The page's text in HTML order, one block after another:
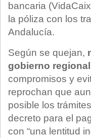
bancaria
la póliza con los
Andalucía.
Según se quejan,
gobierno regional
compromisos y
reprochan que
posible los
decreto para el
con “una lentitud